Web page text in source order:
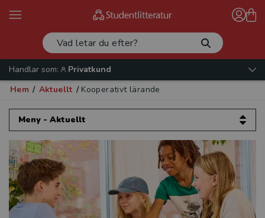
Handlar som:
Privatkund
Hem / Aktuellt / Kooperativt lärande
Meny - Aktuellt
Aktuellt
Artiklar och intervjuer
Evenemang